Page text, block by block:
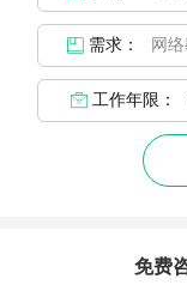
需求：
工作年限：
免费